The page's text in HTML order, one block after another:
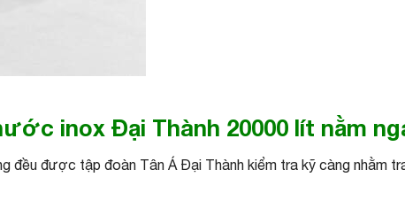
inox Đại Thành 20000 lít nằm
đều được tập đoàn Tân Á Đại Thành kiểm tra kỹ càng nhằm